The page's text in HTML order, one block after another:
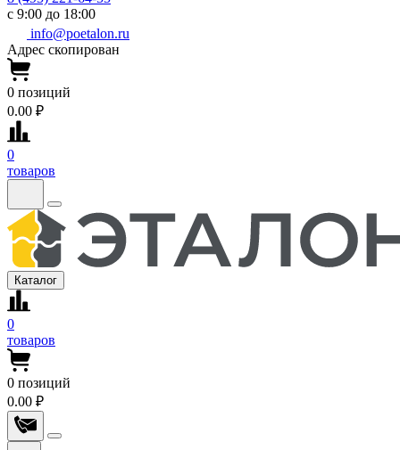
с 9:00 до 18:00
info@poetalon.ru
Адрес скопирован
0 позиций
0.00 ₽
0
товаров
Каталог
0
товаров
0 позиций
0.00 ₽